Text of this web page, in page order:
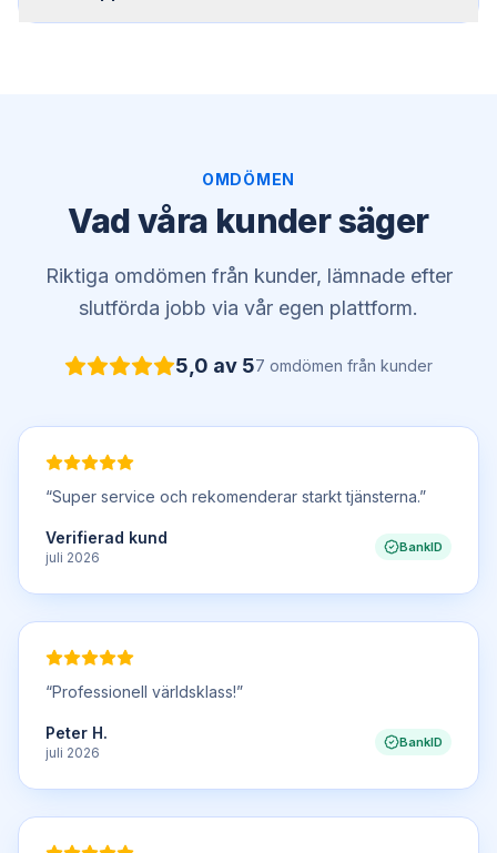
OMDÖMEN
Vad våra kunder säger
Riktiga omdömen från kunder, lämnade efter
slutförda jobb via vår egen plattform.
5,0 av 57 omdömen från kunder
“Super service och rekomenderar starkt tjänsterna.”
Verifierad kund
juli 2026
BankID
“Professionell världsklass!”
Peter H.
juli 2026
BankID